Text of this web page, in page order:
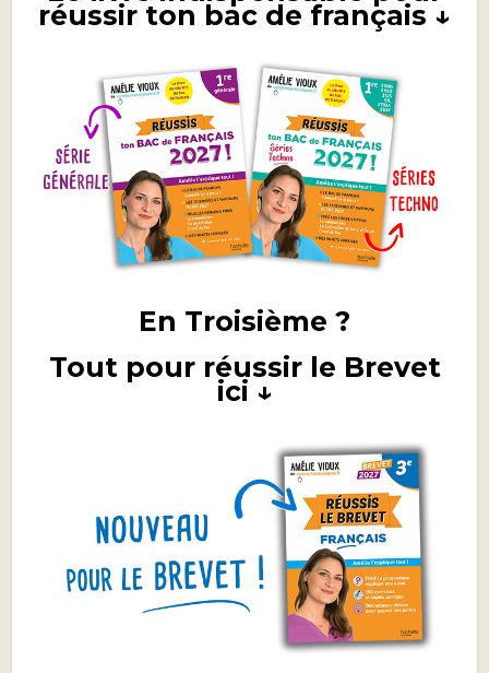
réussir ton bac de français ↓
En Troisième ?
Tout pour réussir le Brevet
ici ↓